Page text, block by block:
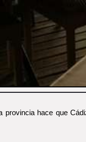
provincia hace que